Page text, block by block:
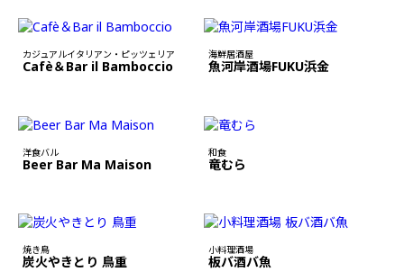
カジュアルイタリアン・ピッツェリア
Cafè＆Bar il Bamboccio
海鮮居酒屋
魚河岸酒場FUKU浜金
洋食バル
Beer Bar Ma Maison
和食
竜むら
焼き鳥
炭火やきとり 鳥重
小料理酒場
板バ酒バ魚